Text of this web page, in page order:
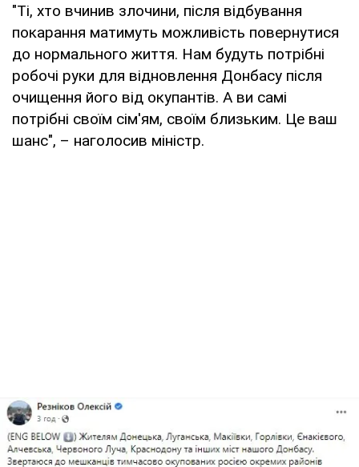
"Ті, хто вчинив злочини, після відбування
покарання матимуть можливість повернутися
до нормального життя. Нам будуть потрібні
робочі руки для відновлення Донбасу після
очищення його від окупантів. А ви самі
потрібні своїм сім'ям, своїм близьким. Це ваш
шанс", – наголосив міністр.